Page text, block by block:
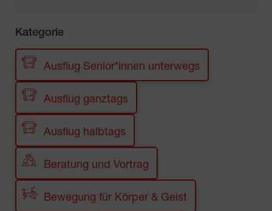
Kategorie
Ausflug Senior*innen unterwegs
Ausflug ganztags
Ausflug halbtags
Beratung und Vortrag
Bewegung für Körper & Geist